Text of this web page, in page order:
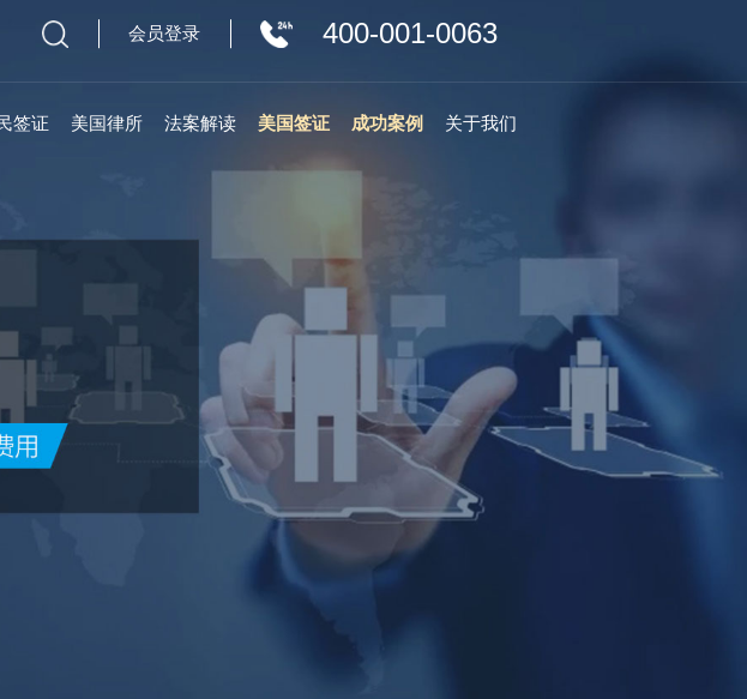
会员登录 400-001-0063
签证 美国律所 法案解读 美国签证 成功案例 关于我们